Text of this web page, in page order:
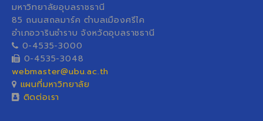
มหาวิทยาลัยอุบลราชธานี
85 ถนนสถลมาร์ค ตำบลเมืองศรีไค
อำเภอวารินชำราบ จังหวัดอุบลราชธานี
0-4535-3000
0-4535-3048
webmaster@ubu.ac.th
แผนที่มหาวิทยาลัย
ติดต่อเรา